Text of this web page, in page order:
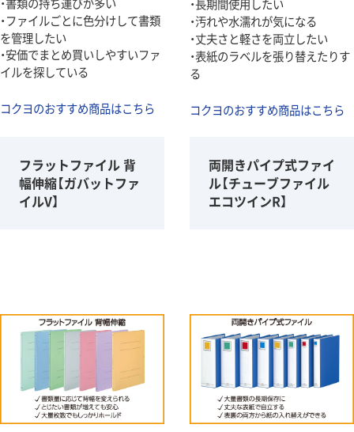
・ファイルごとに色分けして書類
を管理したい
・安価でまとめ買いしやすいファ
イルを探している
コクヨのおすすめ商品はこちら
・長期間使用したい
・汚れや水濡れが気になる
・丈夫さと軽さを両立したい
・表紙のラベルを張り替えたりす
る
コクヨのおすすめ商品はこちら
フラットファイル 背
幅伸縮【ガバットファ
イルV】
両開きパイプ式ファイ
ル【チューブファイル
エコツインR】